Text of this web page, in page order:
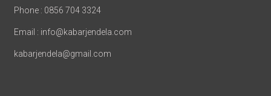
Phone : 0856 704 3324
Email : info@kabarjendela.com
kabarjendela@gmail.com